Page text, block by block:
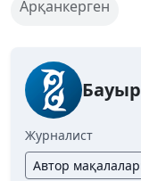
Арқанкерген
Журналист
Автор